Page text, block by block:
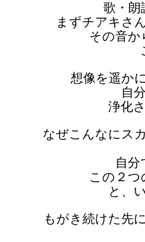
歌・朗
まずチアキさ
その音か
想像を遥か
自
浄化
なぜこんなにス
自分
この２
と、
もがき続けた先